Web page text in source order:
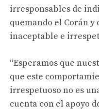
irresponsables de
quemando el Corán
inaceptable e
“Esperamos que
que este
irrespetuoso no es
cuenta con el apoyo